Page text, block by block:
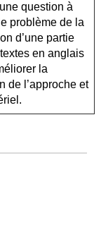
une question à
problème de la
d’une partie
en anglais
la
de l’approche et